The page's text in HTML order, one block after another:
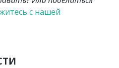
с нашей